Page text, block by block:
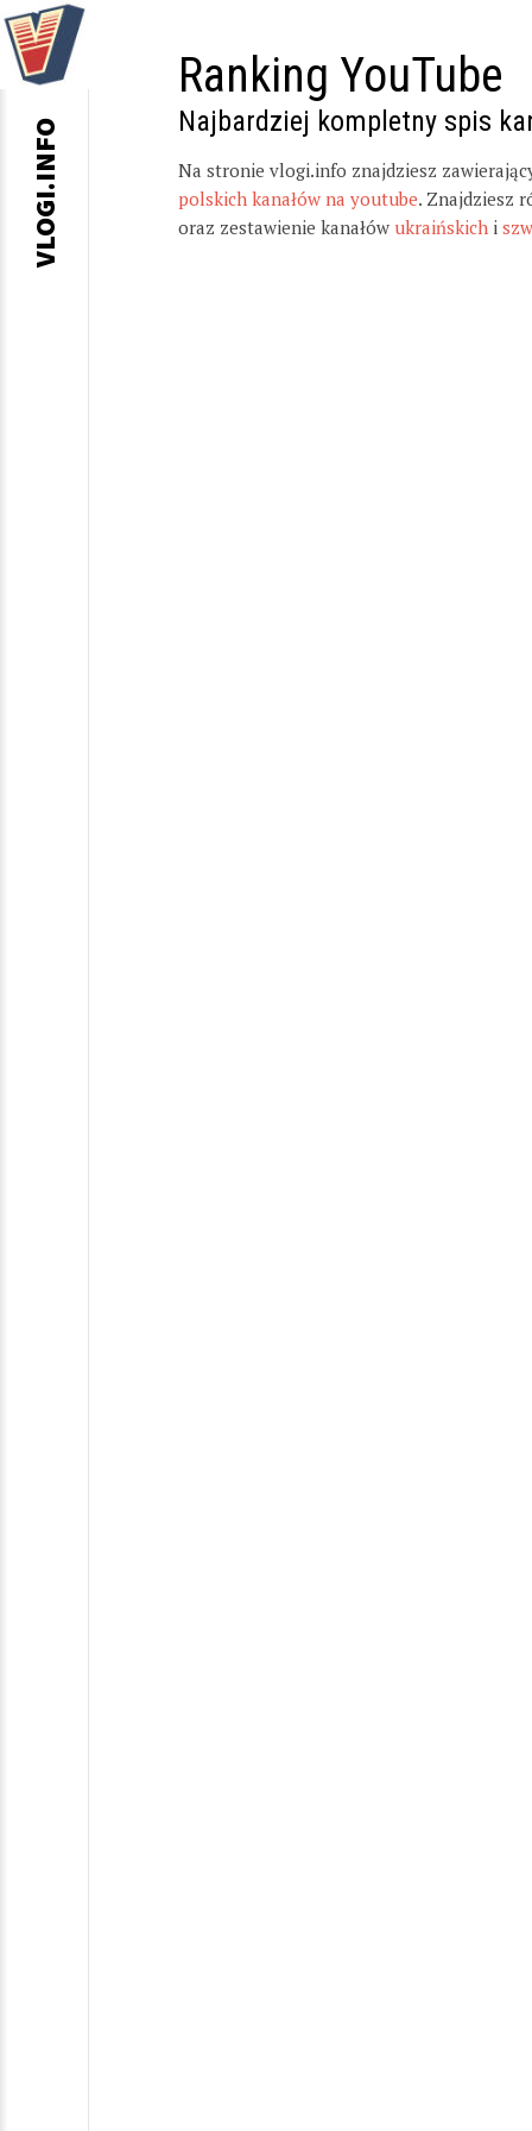
Ranking YouTube
Najbardziej kompletny spis
Na stronie vlogi.info znajdziesz
polskich kanałów na youtube. Znajdziesz
oraz zestawienie kanałów ukraińskich i
VLOGI.INFO